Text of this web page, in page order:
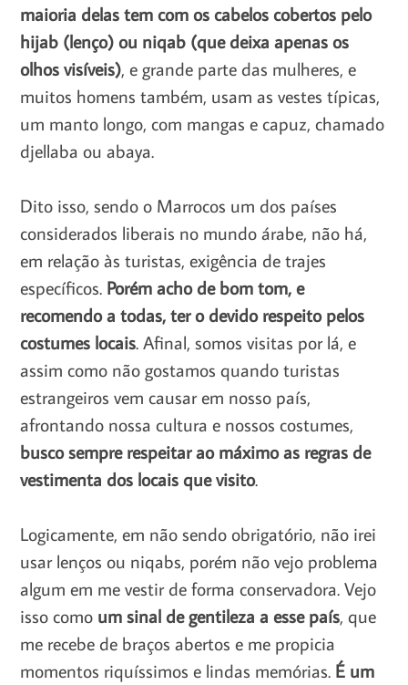
maioria delas tem com os cabelos cobertos pelo
hijab (lenço) ou niqab (que deixa apenas os
olhos visíveis), e grande parte das mulheres, e
muitos homens também, usam as vestes típicas,
um manto longo, com mangas e capuz, chamado
djellaba ou abaya.
Dito isso, sendo o Marrocos um dos países
considerados liberais no mundo árabe, não há,
em relação às turistas, exigência de trajes
específicos. Porém acho de bom tom, e
recomendo a todas, ter o devido respeito pelos
costumes locais. Afinal, somos visitas por lá, e
assim como não gostamos quando turistas
estrangeiros vem causar em nosso país,
afrontando nossa cultura e nossos costumes,
busco sempre respeitar ao máximo as regras de
vestimenta dos locais que visito.
Logicamente, em não sendo obrigatório, não irei
usar lenços ou niqabs, porém não vejo problema
algum em me vestir de forma conservadora. Vejo
isso como um sinal de gentileza a esse país, que
me recebe de braços abertos e me propicia
momentos riquíssimos e lindas memórias. É um